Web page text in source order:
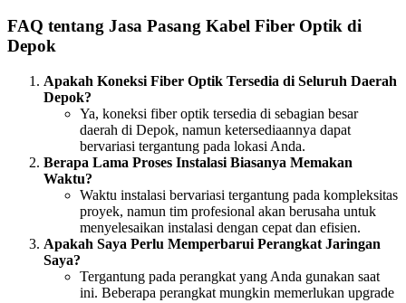
FAQ tentang Jasa Pasang Kabel Fiber Optik di
Depok
Apakah Koneksi Fiber Optik Tersedia di Seluruh Daerah
Depok?
Ya, koneksi fiber optik tersedia di sebagian besar
daerah di Depok, namun ketersediaannya dapat
bervariasi tergantung pada lokasi Anda.
Berapa Lama Proses Instalasi Biasanya Memakan
Waktu?
Waktu instalasi bervariasi tergantung pada kompleksitas
proyek, namun tim profesional akan berusaha untuk
menyelesaikan instalasi dengan cepat dan efisien.
Apakah Saya Perlu Memperbarui Perangkat Jaringan
Saya?
Tergantung pada perangkat yang Anda gunakan saat
ini. Beberapa perangkat mungkin memerlukan upgrade